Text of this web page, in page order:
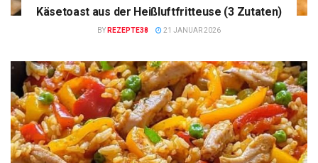
Käsetoast aus der Heißluftfritteuse (3 Zutaten)
BY REZEPTE38 21 JANUAR 2026